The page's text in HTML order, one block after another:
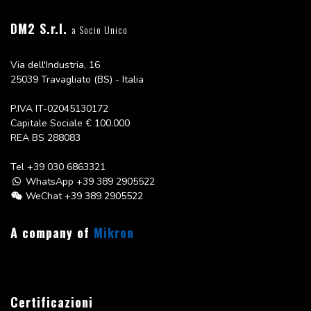
DM2 S.r.l. a Socio Unico
Via dell'Industria, 16
25039 Travagliato (BS) - Italia
P.IVA IT-02045130172
Capitale Sociale € 100.000
REA BS 288083
Tel +39 030 6863321
WhatsApp +39 389 2905522
WeChat +39 389 2905522
A company of Mikron
Certificazioni